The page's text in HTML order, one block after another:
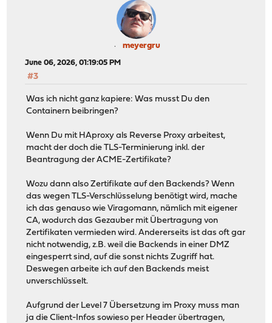
meyergru
June 06, 2026, 01:19:05 PM
#3
Was ich nicht ganz kapiere: Was musst Du den
Containern beibringen?
Wenn Du mit HAproxy als Reverse Proxy arbeitest,
macht der doch die TLS-Terminierung inkl. der
Beantragung der ACME-Zertifikate?
Wozu dann also Zertifikate auf den Backends? Wenn
das wegen TLS-Verschlüsselung benötigt wird, mache
ich das genauso wie Viragomann, nämlich mit eigener
CA, wodurch das Gezauber mit Übertragung von
Zertifikaten vermieden wird. Andererseits ist das oft gar
nicht notwendig, z.B. weil die Backends in einer DMZ
eingesperrt sind, auf die sonst nichts Zugriff hat.
Deswegen arbeite ich auf den Backends meist
unverschlüsselt.
Aufgrund der Level 7 Übersetzung im Proxy muss man
ja die Client-Infos sowieso per Header übertragen,